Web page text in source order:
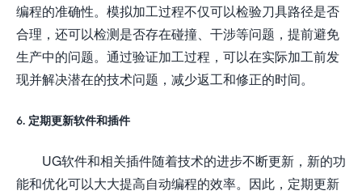
编程的准确性。模拟加工过程不仅可以检验刀具路径是否
合理，还可以检测是否存在碰撞、干涉等问题，提前避免
生产中的问题。通过验证加工过程，可以在实际加工前发
现并解决潜在的技术问题，减少返工和修正的时间。
6. 定期更新软件和插件
UG软件和相关插件随着技术的进步不断更新，新的功
能和优化可以大大提高自动编程的效率。因此，定期更新